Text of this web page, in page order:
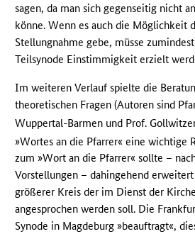
sagen, da man sich gegenseitig nicht
könne. Wenn es auch die Möglichkeit
Stellungnahme gebe, müsse
Teilsynode Einstimmigkeit erzielt
Im weiteren Verlauf spielte die
theoretischen Fragen (Autoren sind
Wuppertal-Barmen und Prof.
»Wortes an die Pfarrer« eine wichtige
zum »Wort an die Pfarrer« sollte –
Vorstellungen – dahingehend
größerer Kreis der im Dienst der
angesprochen werden soll. Die
Synode in Magdeburg »beauftragt«,